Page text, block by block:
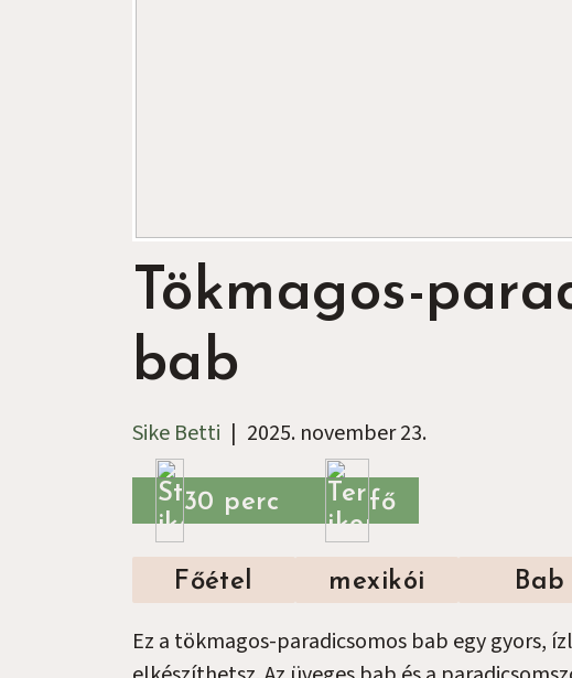
Tökmagos-
bab
Sike Betti | 2025. november 23.
30 perc fő
Főétel mexikói Bab
Ez a tökmagos-paradicsomos bab egy gyors,